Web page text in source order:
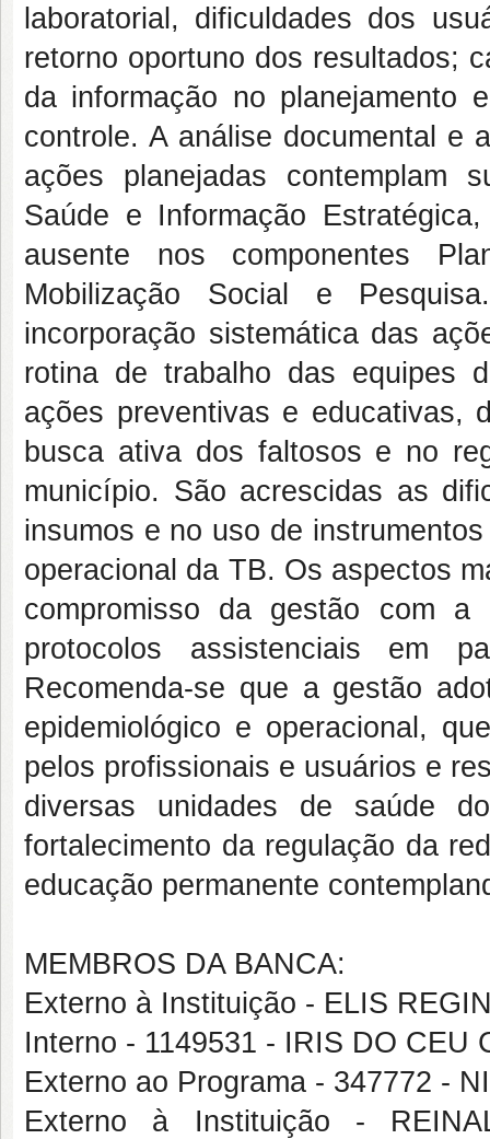
laboratorial, dificuldades dos
retorno oportuno dos resultados;
da informação no planejamento
controle. A análise documental e
ações planejadas contemplam
Saúde e Informação
ausente nos componentes
Mobilização Social e
incorporação sistemática das
rotina de trabalho das equipes
ações preventivas e educativas,
busca ativa dos faltosos e no
município. São acrescidas as
insumos e no uso de
operacional da TB. Os aspectos
compromisso da gestão com
protocolos assistenciais em
Recomenda-se que a gestão
epidemiológico e operacional,
pelos profissionais e usuários e
diversas unidades de saúde
fortalecimento da regulação da
educação permanente
MEMBROS DA BANCA:
Externo à Instituição - ELIS
Interno - 1149531 - IRIS DO CEU
Externo ao Programa - 347772 -
Externo à Instituição -